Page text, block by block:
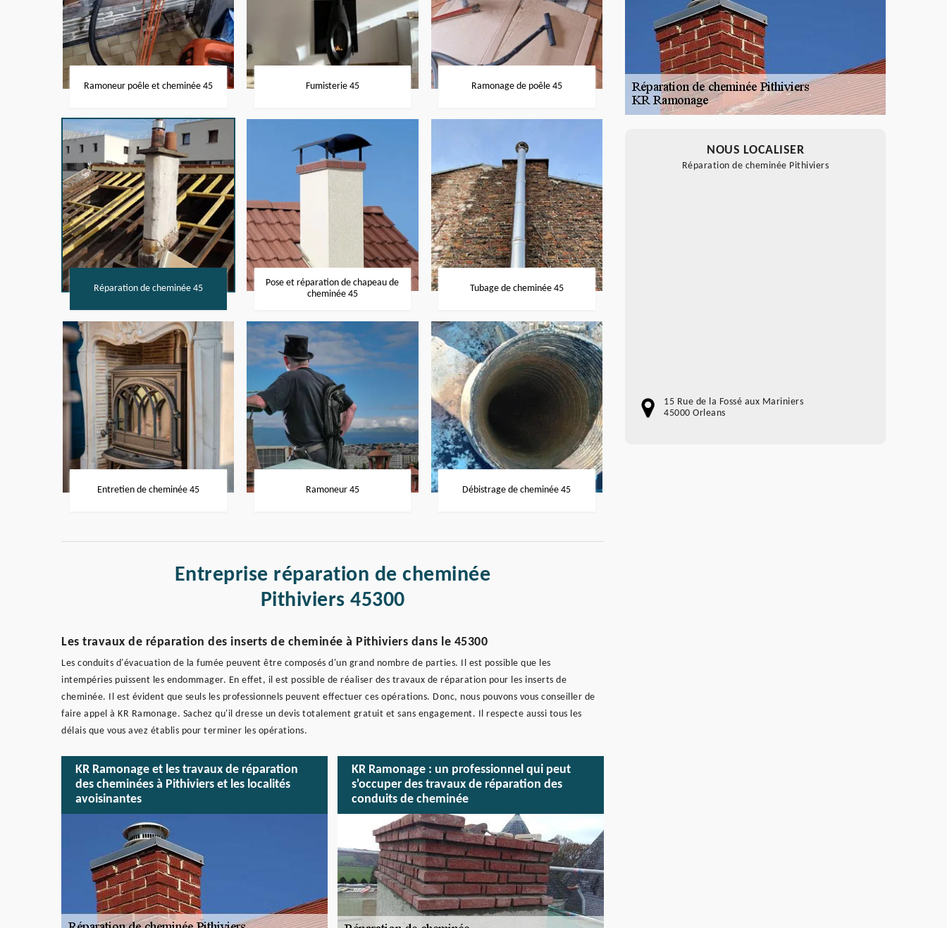
Ramoneur poêle et cheminée 45 Fumisterie 45 Ramonage de poêle 45
Réparation de cheminée 45
Pose et réparation de chapeau de
cheminée 45
Tubage de cheminée 45
Entretien de cheminée 45 Ramoneur 45 Débistrage de cheminée 45
Entreprise réparation de cheminée
Pithiviers 45300
Les travaux de réparation des inserts de cheminée à Pithiviers dans le 45300
Les conduits d'évacuation de la fumée peuvent être composés d'un grand nombre de parties. Il est possible que les
intempéries puissent les endommager. En effet, il est possible de réaliser des travaux de réparation pour les inserts de
cheminée. Il est évident que seuls les professionnels peuvent effectuer ces opérations. Donc, nous pouvons vous conseiller de
faire appel à KR Ramonage. Sachez qu'il dresse un devis totalement gratuit et sans engagement. Il respecte aussi tous les
délais que vous avez établis pour terminer les opérations.
KR Ramonage et les travaux de réparation
des cheminées à Pithiviers et les localités
avoisinantes
KR Ramonage : un professionnel qui peut
s'occuper des travaux de réparation des
conduits de cheminée
NOUS LOCALISER
Réparation de cheminée Pithiviers
15 Rue de la Fossé aux Mariniers
45000 Orleans